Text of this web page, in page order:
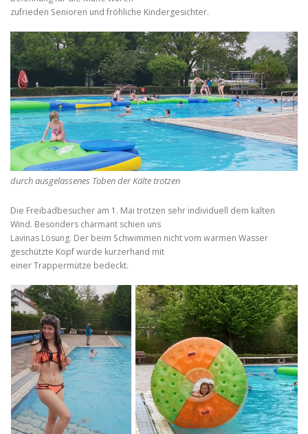
zufrieden Senioren und fröhliche Kindergesichter.
durch ausgelassenes Toben der Kälte trotzen
Die Freibadbesucher am 1. Mai trotzen sehr individuell dem kalten
Wind. Besonders charmant schien uns
Lavinas Lösung. Der beim Schwimmen nicht vom warmen Wasser
geschützte Kopf wurde kurzerhand mit
einer Trappermütze bedeckt.